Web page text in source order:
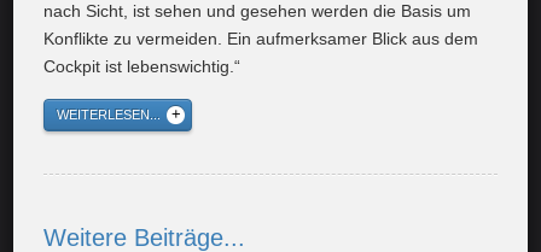
nach Sicht, ist sehen und gesehen werden die Basis um
Konflikte zu vermeiden. Ein aufmerksamer Blick aus dem
Cockpit ist lebenswichtig.“
WEITERLESEN...
Weitere Beiträge...